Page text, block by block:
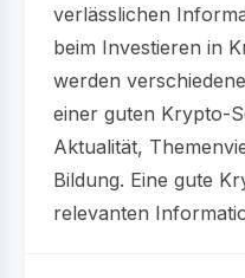
verlässlichen
beim Investieren in
werden
einer guten Krypto-
Aktualität,
Bildung. Eine gute
relevanten